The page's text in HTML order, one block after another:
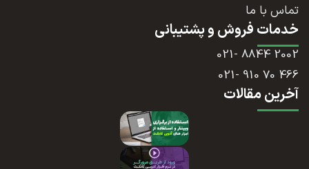
تماس با ما
خدمات فروش و پشتیبانی
2002 8844 -021
466 70 910 -021
آخرین مقالات